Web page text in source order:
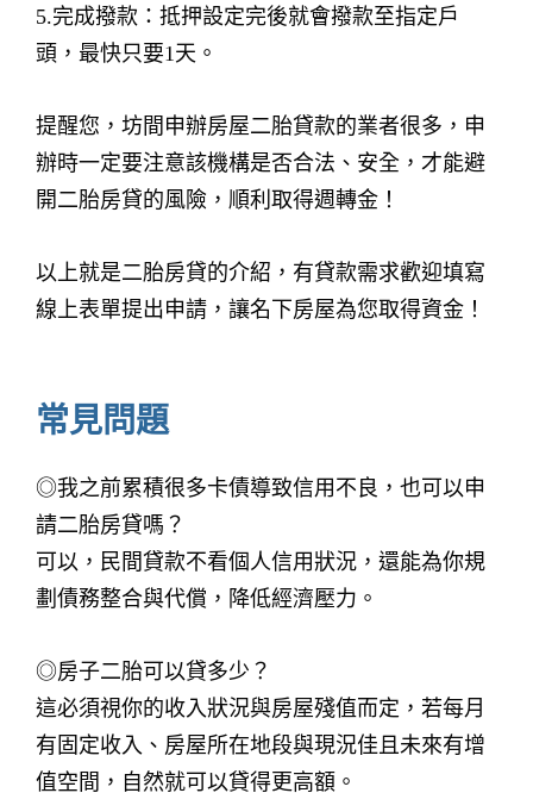
5.完成撥款：抵押設定完後就會撥款至指定戶
頭，最快只要1天。
提醒您，坊間申辦房屋二胎貸款的業者很多，申
辦時一定要注意該機構是否合法、安全，才能避
開二胎房貸的風險，順利取得週轉金！
以上就是二胎房貸的介紹，有貸款需求歡迎填寫
線上表單提出申請，讓名下房屋為您取得資金！
常見問題
◎我之前累積很多卡債導致信用不良，也可以申
請二胎房貸嗎？
可以，民間貸款不看個人信用狀況，還能為你規
劃債務整合與代償，降低經濟壓力。
◎房子二胎可以貸多少？
這必須視你的收入狀況與房屋殘值而定，若每月
有固定收入、房屋所在地段與現況佳且未來有增
值空間，自然就可以貸得更高額。